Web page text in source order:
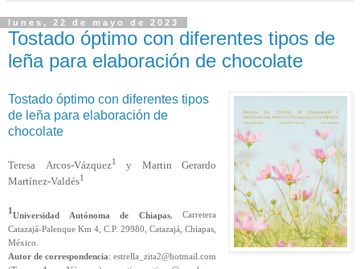
lunes, 22 de mayo de 2023
Tostado óptimo con diferentes tipos de
leña para elaboración de chocolate
Tostado óptimo con diferentes tipos
de leña para elaboración de
chocolate
Teresa Arcos-Vázquez1
y Martin Gerardo
Martínez-Valdés1
1Universidad Autónoma de Chiapas, Carretera
Catazajá-Palenque Km 4, C.P. 29980, Catazajá, Chiapas,
México.
Autor de correspondencia: estrella_zita2@hotmail.com